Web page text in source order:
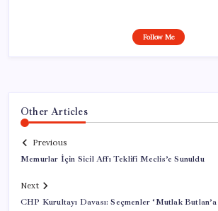
Follow Me
Other Articles
Previous
Memurlar İçin Sicil Affı Teklifi Meclis’e Sunuldu
Next
CHP Kurultayı Davası: Seçmenler ‘Mutlak